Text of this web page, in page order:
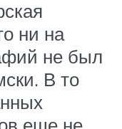
ни на
не был
В то